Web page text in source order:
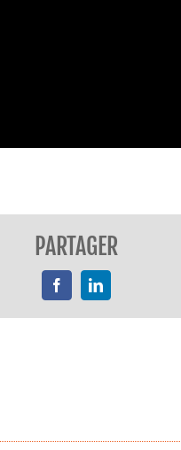
PARTAGER
FacebookLinkedIn